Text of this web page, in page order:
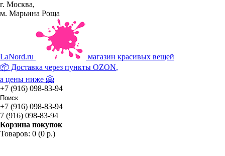
г. Москва,
м. Марьина Роща
LaNord.ru
магазин красивых вещей
📦 Доставка через пункты OZON,
а цены ниже 🤗
+7 (916) 098-83-94
+7 (916) 098-83-94
7 (916) 098-83-94
Корзина покупок
Товаров: 0 (0 р.)